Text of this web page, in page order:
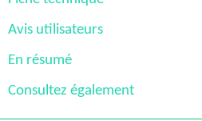
Avis utilisateurs
En résumé
Consultez également